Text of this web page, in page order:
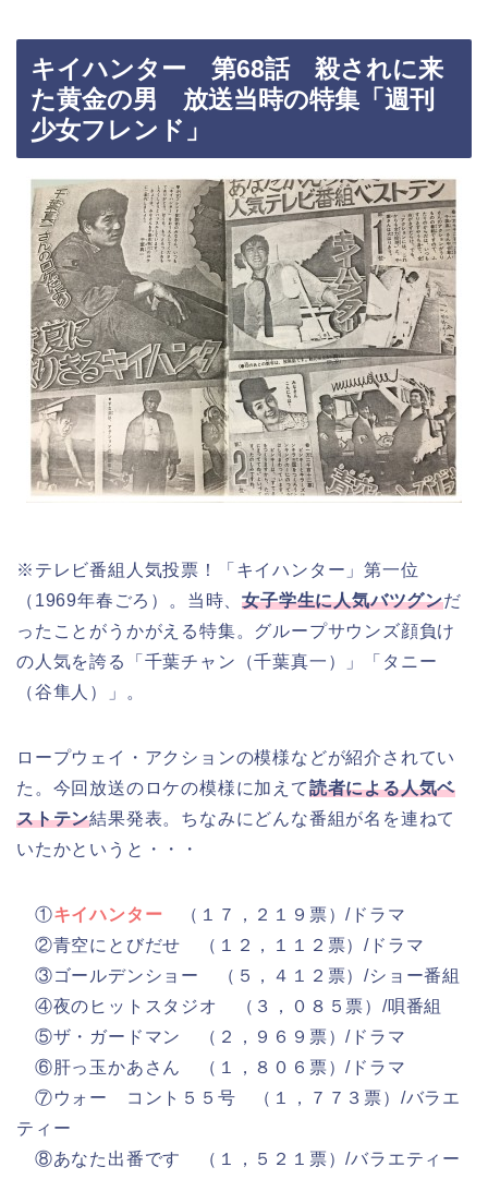
キイハンター 第68話 殺されに来
た黄金の男 放送当時の特集「週刊
少女フレンド」
※テレビ番組人気投票！「キイハンター」第一位
（1969年春ごろ）。当時、女子学生に人気バツグンだ
ったことがうかがえる特集。グループサウンズ顔負け
の人気を誇る「千葉チャン（千葉真一）」「タニー
（谷隼人）」。
ロープウェイ・アクションの模様などが紹介されてい
た。今回放送のロケの模様に加えて読者による人気ベ
ストテン結果発表。ちなみにどんな番組が名を連ねて
いたかというと・・・
①キイハンター （１７，２１９票）/ドラマ
②青空にとびだせ （１２，１１２票）/ドラマ
③ゴールデンショー （５，４１２票）/ショー番組
④夜のヒットスタジオ （３，０８５票）/唄番組
⑤ザ・ガードマン （２，９６９票）/ドラマ
⑥肝っ玉かあさん （１，８０６票）/ドラマ
⑦ウォー コント５５号 （１，７７３票）/バラエ
ティー
⑧あなた出番です （１，５２１票）/バラエティー